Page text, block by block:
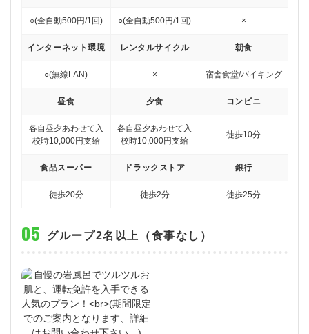
○(全自動500円/1回) ○(全自動500円/1回) ×
インターネット環境
○(無線LAN)
レンタルサイクル
×
朝食
宿舎食堂/バイキング
昼食
各自昼夕あわせて入
校時10,000円支給
夕食
各自昼夕あわせて入
校時10,000円支給
コンビニ
徒歩10分
食品スーパー
徒歩20分
ドラックストア
徒歩2分
銀行
徒歩25分
グループ2名以上（食事なし）